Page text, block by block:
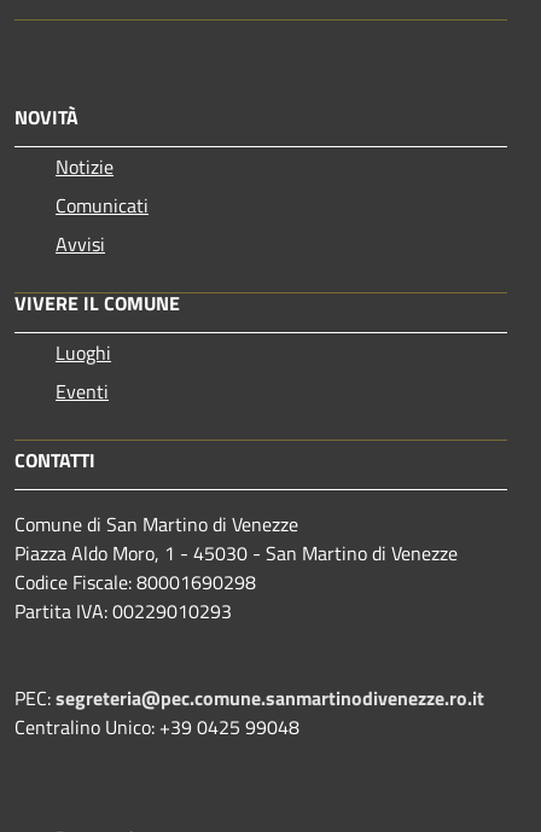
NOVITÀ
Notizie
Comunicati
Avvisi
VIVERE IL COMUNE
Luoghi
Eventi
CONTATTI
Comune di San Martino di Venezze
Piazza Aldo Moro, 1 - 45030 - San Martino di Venezze
Codice Fiscale: 80001690298
Partita IVA: 00229010293
PEC:segreteria@pec.comune.sanmartinodivenezze.ro.it
Centralino Unico: +39 0425 99048